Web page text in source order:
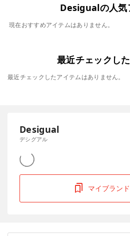
Desigualの人気
現在おすすめアイテムはありません。
最近チェックし
最近チェックしたアイテムはありません。
Desigual
デシグアル
マイブラン